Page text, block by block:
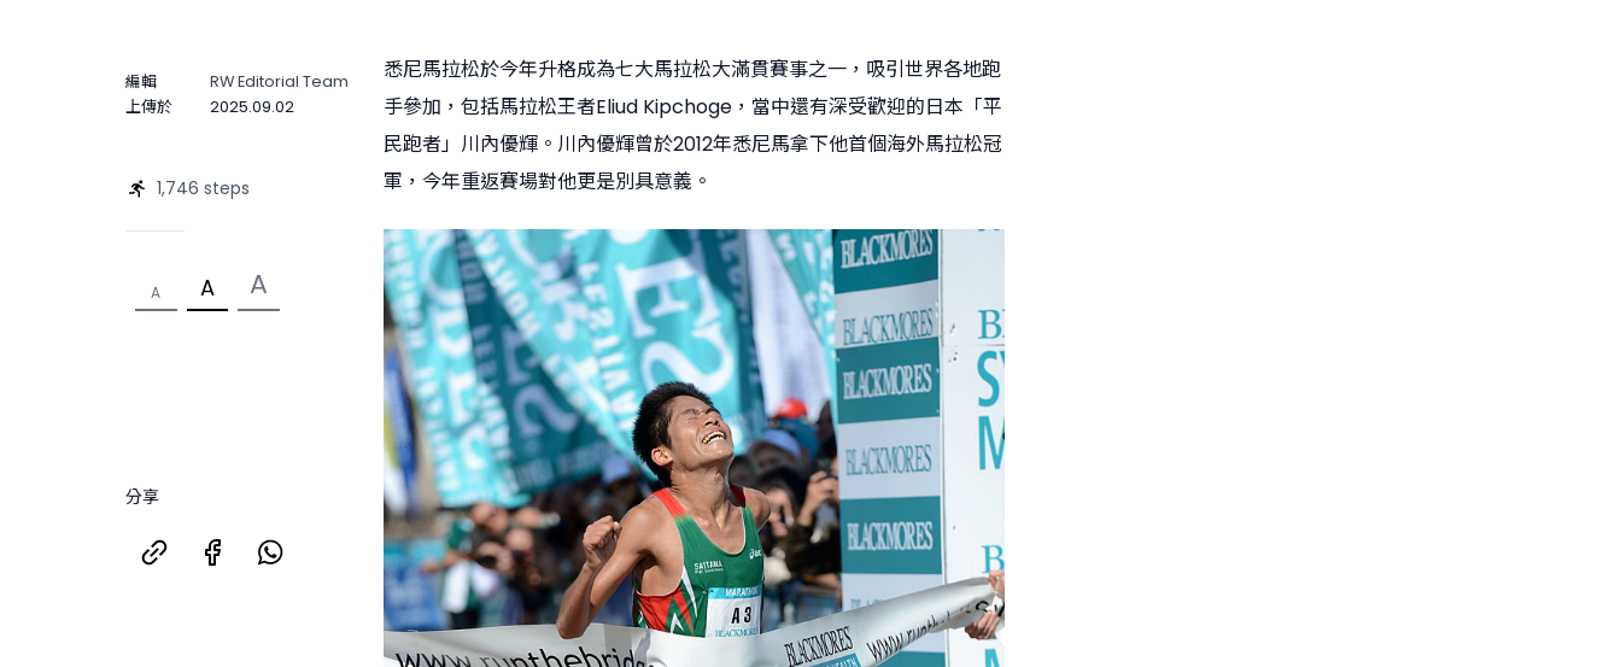
編輯
RW Editorial Team
上傳於
2025.09.02
1,746 steps
A A A
分享
悉尼馬拉松於今年升格成為七大馬拉松大滿貫賽事之一，吸引世界各地跑
手參加，包括馬拉松王者Eliud Kipchoge，當中還有深受歡迎的日本「平
民跑者」川內優輝。川內優輝曾於2012年悉尼馬拿下他首個海外馬拉松冠
軍，今年重返賽場對他更是別具意義。